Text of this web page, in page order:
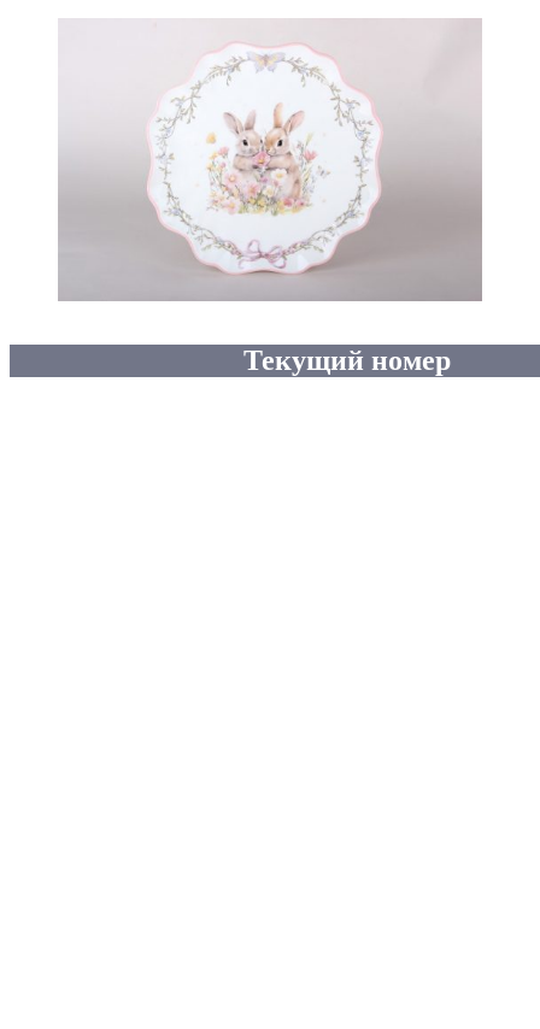
Текущий номер